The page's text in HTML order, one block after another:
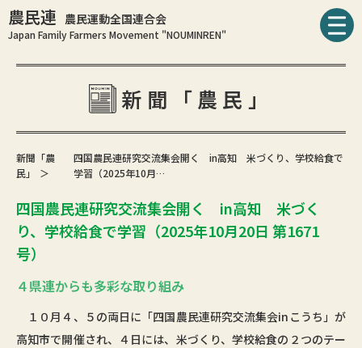
農民連 農民運動全国連合会
Japan Family Farmers Movement "NOUMINREN"
新聞「農民」
新聞「農
民」
四国農民連研究交流集会開く in高知 米づくり、学校給食で
学習（2025年10月…
四国農民連研究交流集会開く in高知 米づく
り、学校給食で学習（2025年10月20日 第1671
号）
４県連からも多彩な取り組み
１０月４、５の両日に「四国農民連研究交流集会inこうち」が
高知市で開催され、４日には、米づくり、学校給食の２つのテー